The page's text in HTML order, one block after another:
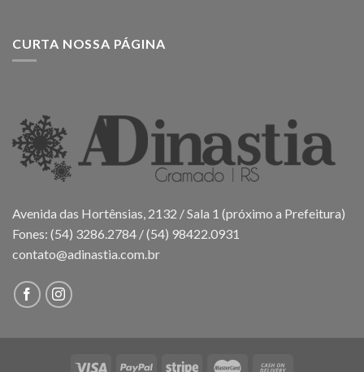
CURTA NOSSA PÁGINA
Avenida das Hortênsias, 2132 / Sala 1 (próximo a Prefeitura)
Fones: (54) 3286.2784 / (54) 98422.0931
contato@adinastia.com.br